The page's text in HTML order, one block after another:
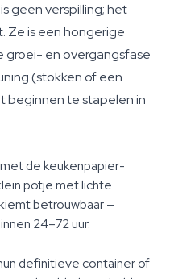
geen verspilling; het
Ze is een hongerige
groei- en overgangsfase
(stokken of een
beginnen te stapelen in
de keukenpapier-
potje met lichte
betrouwbaar —
24–72 uur.
definitieve container of